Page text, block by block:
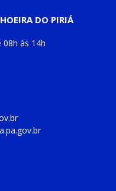
DO PIRIÁ
08h às 14h